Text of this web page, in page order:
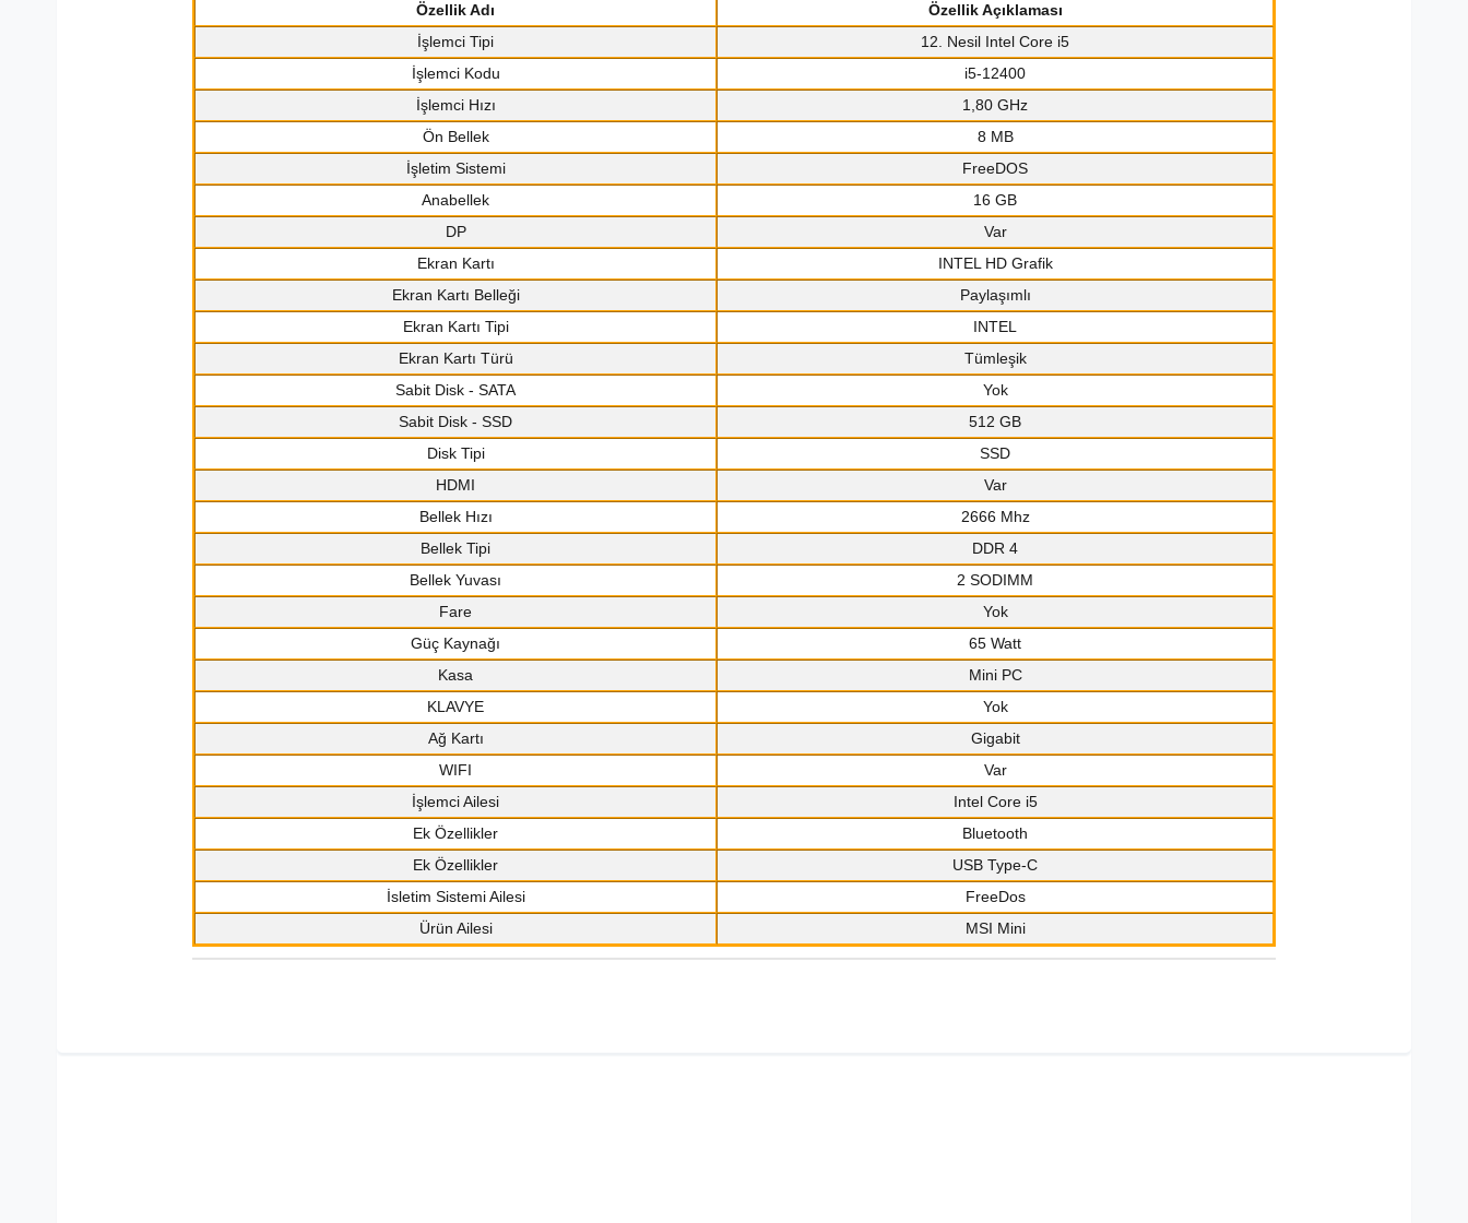
Özellik Adı
Özellik Açıklaması
İşlemci Tipi
12. Nesil Intel Core i5
İşlemci Kodu
i5-12400
İşlemci Hızı
1,80 GHz
Ön Bellek
8 MB
İşletim Sistemi
FreeDOS
Anabellek
16 GB
DP
Var
Ekran Kartı
INTEL HD Grafik
Ekran Kartı Belleği
Paylaşımlı
Ekran Kartı Tipi
INTEL
Ekran Kartı Türü
Tümleşik
Sabit Disk - SATA
Yok
Sabit Disk - SSD
512 GB
Disk Tipi
SSD
HDMI
Var
Bellek Hızı
2666 Mhz
Bellek Tipi
DDR 4
Bellek Yuvası
2 SODIMM
Fare
Yok
Güç Kaynağı
65 Watt
Kasa
Mini PC
KLAVYE
Yok
Ağ Kartı
Gigabit
WIFI
Var
İşlemci Ailesi
Intel Core i5
Ek Özellikler
Bluetooth
Ek Özellikler
USB Type-C
İsletim Sistemi Ailesi
FreeDos
Ürün Ailesi
MSI Mini